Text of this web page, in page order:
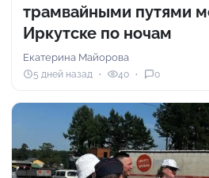
трамвайными путями
Иркутске по ночам
Екатерина Майорова
5 дней назад 40 0